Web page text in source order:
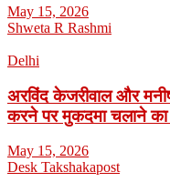
May 15, 2026
Shweta R Rashmi
Delhi
अरविंद केजरीवाल और
करने पर मुकदमा चलाने
May 15, 2026
Desk Takshakapost